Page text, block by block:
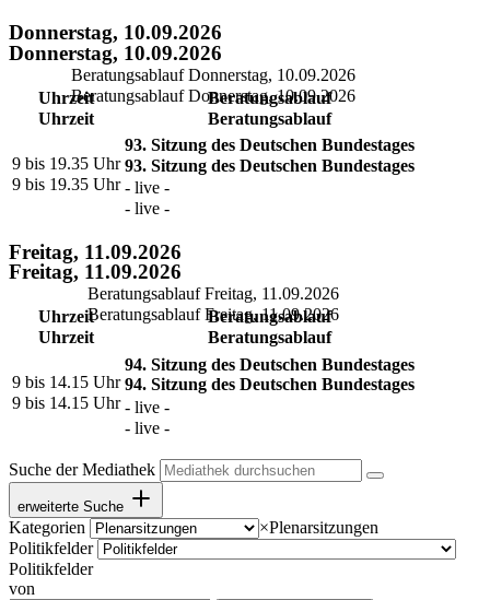
Donnerstag, 10.09.2026
Beratungsablauf Donnerstag, 10.09.2026
Uhrzeit
Beratungsablauf
9 bis 19.35 Uhr
93. Sitzung des Deutschen Bundestages
- live -
Freitag, 11.09.2026
Beratungsablauf Freitag, 11.09.2026
Uhrzeit
Beratungsablauf
9 bis 14.15 Uhr
94. Sitzung des Deutschen Bundestages
- live -
Donnerstag, 10.09.2026
Beratungsablauf Donnerstag, 10.09.2026
Uhrzeit
Beratungsablauf
9 bis 19.35 Uhr
93. Sitzung des Deutschen Bundestages
- live -
Freitag, 11.09.2026
Beratungsablauf Freitag, 11.09.2026
Uhrzeit
Beratungsablauf
9 bis 14.15 Uhr
94. Sitzung des Deutschen Bundestages
- live -
Suche der Mediathek
erweiterte Suche
Kategorien ×Plenarsitzungen
Politikfelder
Politikfelder
von